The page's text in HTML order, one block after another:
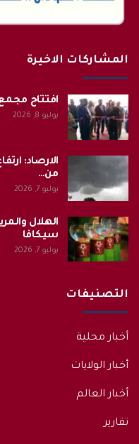
المشاركات الاخيرة
افتتاح
يوليو 8, 2026
الارصاد:
من…
يوليو 7, 2026
الهلال
سيكافا
يوليو 7, 2026
التصنيفات
أخبار محلية
أخبار الولايات
أخبار العالم
تقارير